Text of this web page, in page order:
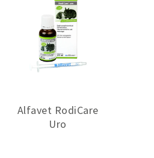
Alfavet RodiCare
Uro